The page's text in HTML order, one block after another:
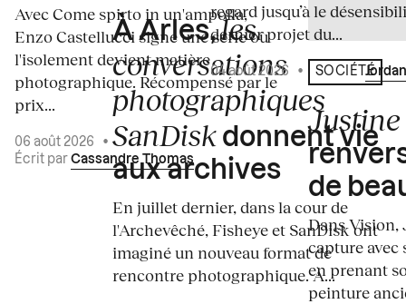
Avec Come spirto in un'ampolla,
Enzo Castellucci signe une série où
l'isolement devient matière
photographique. Récompensé par le
prix...
06 août 2026
•
Écrit par Cassandre Thomas
À Arles,les
conversations
photographiques
SanDisk donnent vie
aux archives
En juillet dernier, dans la cour de
l'Archevêché, Fisheye et SanDisk ont
imaginé un nouveau format de
rencontre photographique. À...
regard jusqu’à le
dernier projet du...
04 août 2026 • Écrit par
SOCIÉTÉ
de
Dans
capture avec
en prenant
peinture